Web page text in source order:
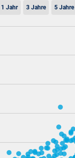
1 Jahr 3 Jahre 5 Jahre